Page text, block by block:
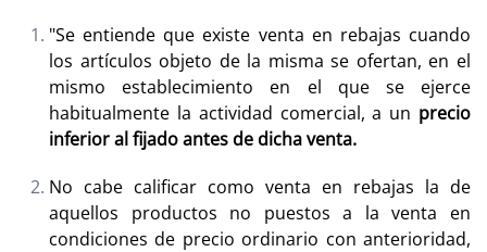
"Se entiende que existe venta en rebajas cuando
los artículos objeto de la misma se ofertan, en el
mismo establecimiento en el que se ejerce
habitualmente la actividad comercial, a un precio
inferior al fijado antes de dicha venta.
No cabe calificar como venta en rebajas la de
aquellos productos no puestos a la venta en
condiciones de precio ordinario con anterioridad,